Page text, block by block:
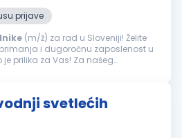
prijave
(m/ž) za rad u Sloveniji! Želite
i dugoročnu zaposlenost u
prilika za Vas! Za našeg
svetlećih